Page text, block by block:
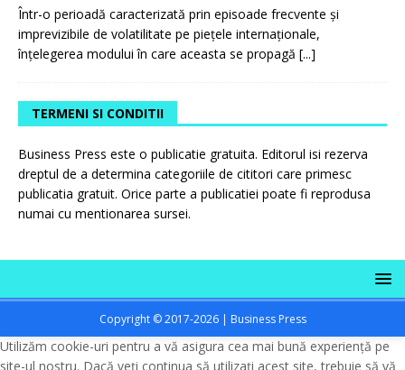
Într-o perioadă caracterizată prin episoade frecvente și
imprevizibile de volatilitate pe piețele internaționale,
înțelegerea modului în care aceasta se propagă [...]
TERMENI SI CONDITII
Business Press este o publicatie gratuita. Editorul isi rezerva
dreptul de a determina categoriile de cititori care primesc
publicatia gratuit. Orice parte a publicatiei poate fi reprodusa
numai cu mentionarea sursei.
Copyright © 2017-2026 | Business Press
Utilizăm cookie-uri pentru a vă asigura cea mai bună experiență pe
site-ul nostru. Dacă veți continua să utilizați acest site, trebuie să vă